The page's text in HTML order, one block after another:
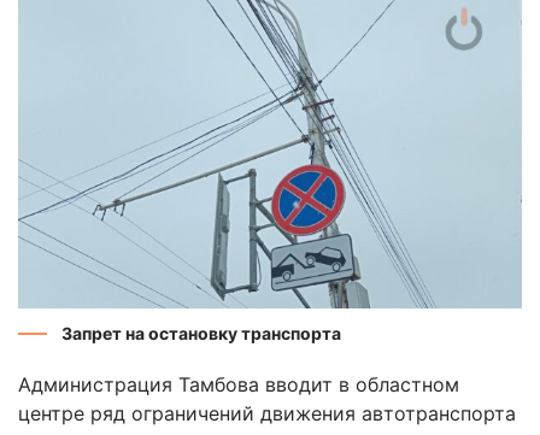
Запрет на остановку транспорта
Администрация Тамбова вводит в областном
центре ряд ограничений движения автотранспорта